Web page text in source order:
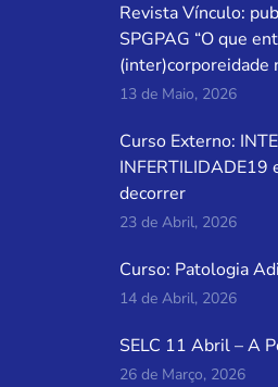
Revista Vínculo:
SPGPAG “O que
(inter)corporeidade
13 de Maio, 2026
Curso Externo:
INFERTILIDADE19
decorrer
23 de Abril, 2026
Curso: Patologia
14 de Abril, 2026
SELC 11 Abril – A
26 de Março, 2026